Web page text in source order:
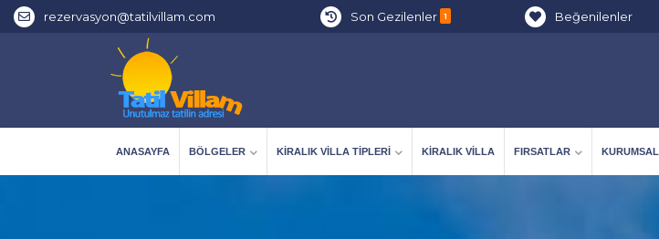
rezervasyon@tatilvillam.com Son Gezilenler 1 Beğenilenler
ANASAYFA BÖLGELER KIRALIK VILLA TIPLERI KIRALIK VILLA FIRSATLAR KURUMSAL